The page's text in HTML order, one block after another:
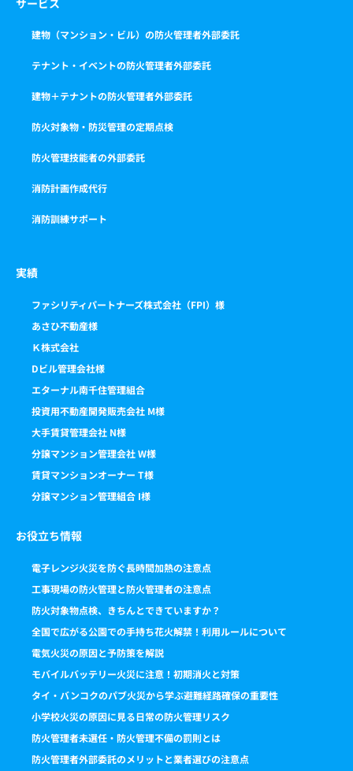
サービス
建物（マンション・ビル）の防火管理者外部委託
テナント・イベントの防火管理者外部委託
建物＋テナントの防火管理者外部委託
防火対象物・防災管理の定期点検
防火管理技能者の外部委託
消防計画作成代行
消防訓練サポート
実績
ファシリティパートナーズ株式会社（FPI）様
あさひ不動産様
Ｋ株式会社
Dビル管理会社様
エターナル南千住管理組合
投資用不動産開発販売会社 M様
大手賃貸管理会社 N様
分譲マンション管理会社 W様
賃貸マンションオーナー T様
分譲マンション管理組合 I様
お役立ち情報
電子レンジ火災を防ぐ長時間加熱の注意点
工事現場の防火管理と防火管理者の注意点
防火対象物点検、きちんとできていますか？
全国で広がる公園での手持ち花火解禁！利用ルールについて
電気火災の原因と予防策を解説
モバイルバッテリー火災に注意！初期消火と対策
タイ・バンコクのパブ火災から学ぶ避難経路確保の重要性
小学校火災の原因に見る日常の防火管理リスク
防火管理者未選任・防火管理不備の罰則とは
防火管理者外部委託のメリットと業者選びの注意点